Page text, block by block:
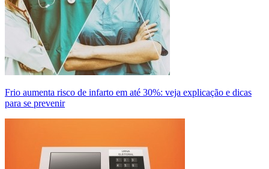
Frio aumenta risco de infarto em até 30%: veja explicação e dicas
para se prevenir